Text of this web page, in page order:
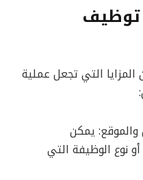
التي تجعل عملية
يمكن
نوع الوظيفة التي